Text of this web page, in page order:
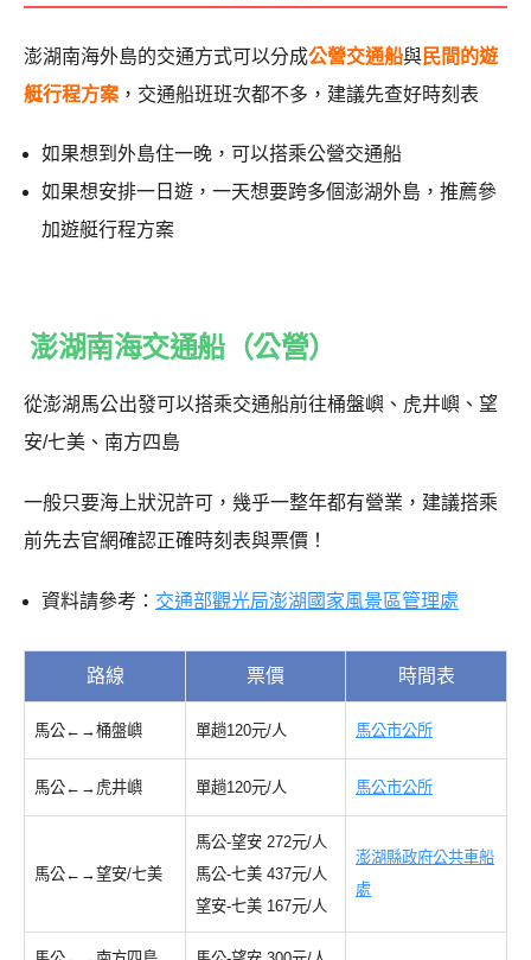
澎湖南海外島的交通方式可以分成公營交通船與民間的遊
艇行程方案 ，交通船班班次都不多，建議先查好時刻表
如果想到外島住一晚，可以搭乘公營交通船
如果想安排一日遊，一天想要跨多個澎湖外島，推薦參
加遊艇行程方案
澎湖南海交通船（公營）
從澎湖馬公出發可以搭乘交通船前往桶盤嶼、虎井嶼、望
安/七美、南方四島
一般只要海上狀況許可，幾乎一整年都有營業，建議搭乘
前先去官網確認正確時刻表與票價！
資料請參考： 交通部觀光局澎湖國家風景區管理處
路線 票價 時間表
馬公←→桶盤嶼 單趟120元/人 馬公市公所
馬公←→虎井嶼 單趟120元/人 馬公市公所
馬公←→望安/七美
馬公-望安 272元/人
馬公-七美 437元/人
望安-七美 167元/人
澎湖縣政府公共車船
處